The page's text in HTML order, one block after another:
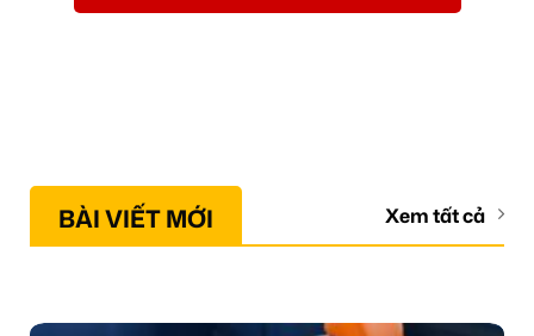
BÀI VIẾT MỚI Xem tất cả